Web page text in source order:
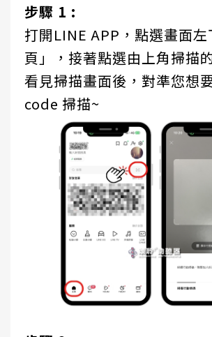
步驟 1 :
打開LINE APP，點選畫面左
頁」，接著點選由上角掃描
看見掃描畫面後，對準您想
code 掃描~